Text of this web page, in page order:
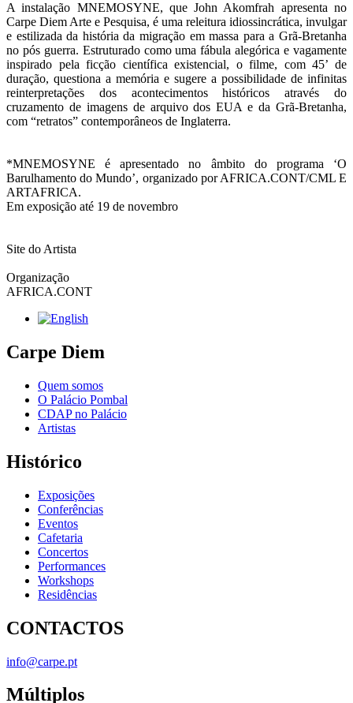
A instalação MNEMOSYNE, que John Akomfrah apresenta no
Carpe Diem Arte e Pesquisa, é uma releitura idiossincrática, invulgar
e estilizada da história da migração em massa para a Grã-Bretanha
no pós guerra. Estruturado como uma fábula alegórica e vagamente
inspirado pela ficção científica existencial, o filme, com 45’ de
duração, questiona a memória e sugere a possibilidade de infinitas
reinterpretações dos acontecimentos históricos através do
cruzamento de imagens de arquivo dos EUA e da Grã-Bretanha,
com “retratos” contemporâneos de Inglaterra.
*MNEMOSYNE é apresentado no âmbito do programa ‘O
Barulhamento do Mundo’, organizado por AFRICA.CONT/CML E
ARTAFRICA.
Em exposição até 19 de novembro
Site do Artista
Organização
AFRICA.CONT
Carpe Diem
Quem somos
O Palácio Pombal
CDAP no Palácio
Artistas
Histórico
Exposições
Conferências
Eventos
Cafetaria
Concertos
Performances
Workshops
Residências
CONTACTOS
info@carpe.pt
Múltiplos